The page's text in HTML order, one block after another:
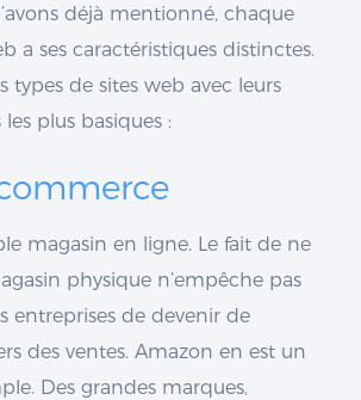
déjà mentionné, chaque
a ses caractéristiques distinctes.
types de sites web avec leurs
plus basiques :
magasin en ligne. Le fait de ne
physique n’empêche pas
entreprises de devenir de
des ventes. Amazon en est un
Des grandes marques,